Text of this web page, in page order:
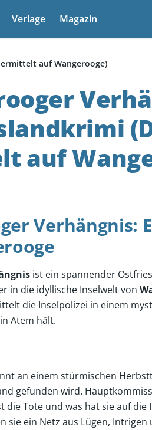
Verlage Magazin
auf Wangerooge)
auf
Verhängnis:
ist ein spannender
in die idyllische Inselwelt von
die Inselpolizei in einem
Atem hält.
an einem stürmischen
gefunden wird.
die Tote und was hat sie auf
sie ein Netz aus Lügen,